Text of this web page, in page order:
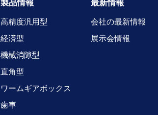
高精度汎用型
経済型
機械消隙型
直角型
ワームギアボックス
歯車
会社の最新情報
展示会情報